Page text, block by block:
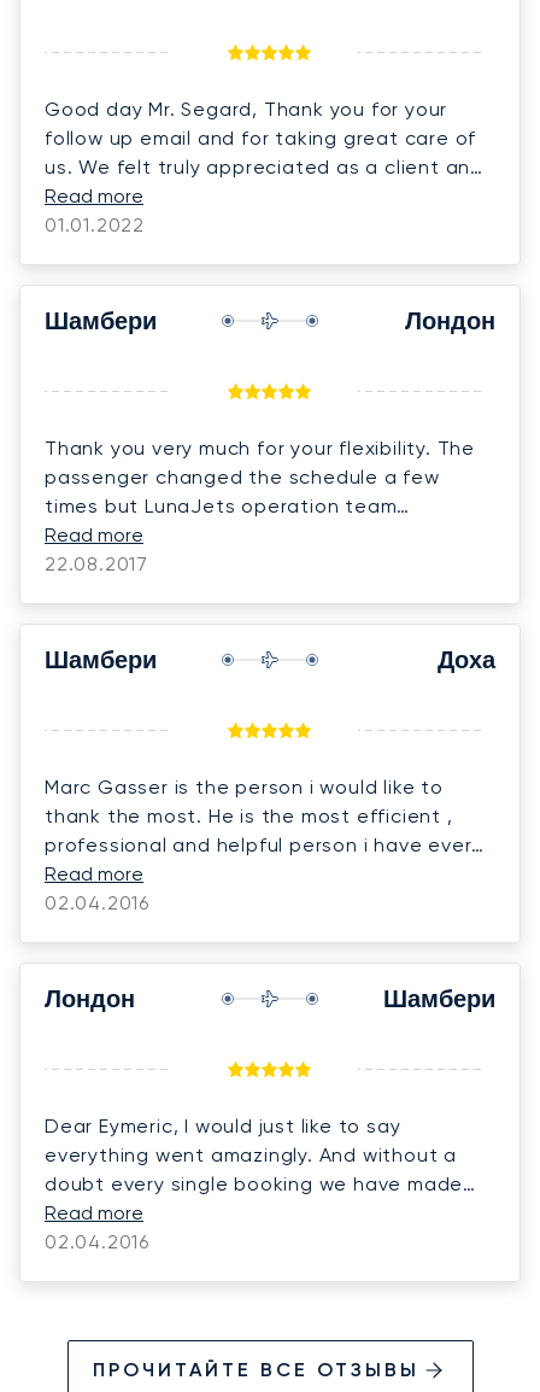
Good day Mr. Segard, Thank you for your
follow up email and for taking great care of
us. We felt truly appreciated as a client and
the service was back to what we are used to
have. The amount of dedication Guillaume
We are very grateful. We know even in the
best companies bumps can occur, the
difference will always be when we can see
issue together. We left the bad experience
Europe. We will contact your company shortly
again, we are just waiting to see where the
pandemic will go on the next few days. Kind
regards,
Read more
01.01.2022
Шамбери Лондон
Thank you very much for your flexibility. The
passenger changed the schedule a few
times but LunaJets operation team
managed this very well according to our
needs. Thank you very much !!!
Read more
22.08.2017
Шамбери Доха
Marc Gasser is the person i would like to
thank the most. He is the most efficient ,
professional and helpful person i have ever
dealt with.
Read more
02.04.2016
Лондон Шамбери
Dear Eymeric, I would just like to say
everything went amazingly. And without a
doubt every single booking we have made
with Sebastian has been outstanding.
Sebastian is out standing the whole team,
Read more
02.04.2016
ПРОЧИТАЙТЕ ВСЕ ОТЗЫВЫ